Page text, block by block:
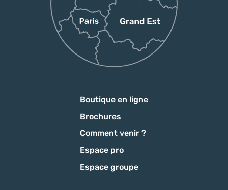
Boutique en ligne
Brochures
Comment venir ?
Espace pro
Espace groupe